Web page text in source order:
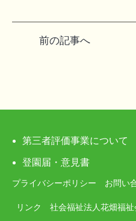
ビ
ゲ
ー
シ
ョ
前の記事へ
第三者評価事業について
登園届・意見書
プライバシーポリシー お問い
リンク 社会福祉法人花畑福